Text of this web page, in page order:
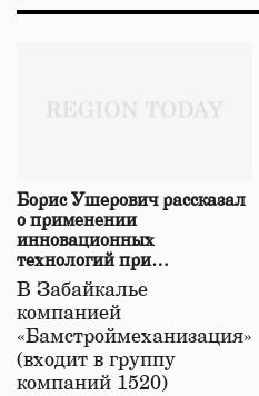
Борис Ушерович рассказал
о применении
инновационных
технологий при
строительстве нового моста
в Забайкалье
В Забайкалье
компанией
«Бамстроймеханизация»
(входит в группу
компаний 1520)